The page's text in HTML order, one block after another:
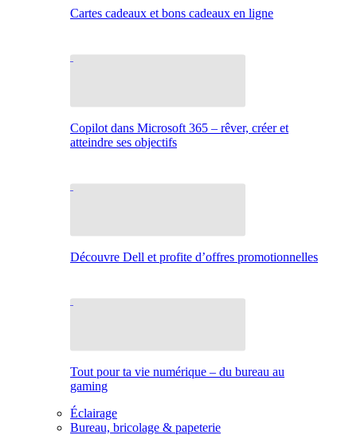
Cartes cadeaux et bons cadeaux en ligne
Copilot dans Microsoft 365 – rêver, créer et
atteindre ses objectifs
Découvre Dell et profite d’offres promotionnelles
Tout pour ta vie numérique – du bureau au
gaming
Éclairage
Bureau, bricolage & papeterie